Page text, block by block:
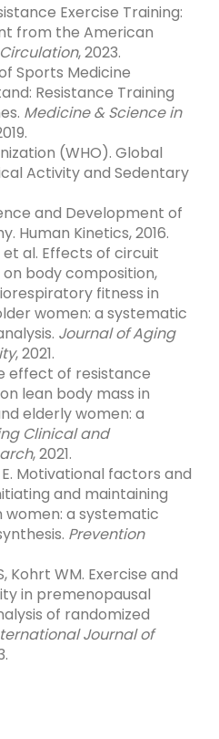
Exercise Training:
from the American
Circulation, 2023.
Sports Medicine
Resistance Training
Medicine & Science in
(WHO). Global
Activity and Sedentary
and Development of
Human Kinetics, 2016.
al. Effects of circuit
body composition,
fitness in
women: a systematic
Journal of Aging
, 2021.
effect of resistance
lean body mass in
elderly women: a
Clinical and
, 2021.
Motivational factors and
and maintaining
a systematic
Prevention
Kohrt WM. Exercise and
in premenopausal
of randomized
Journal of